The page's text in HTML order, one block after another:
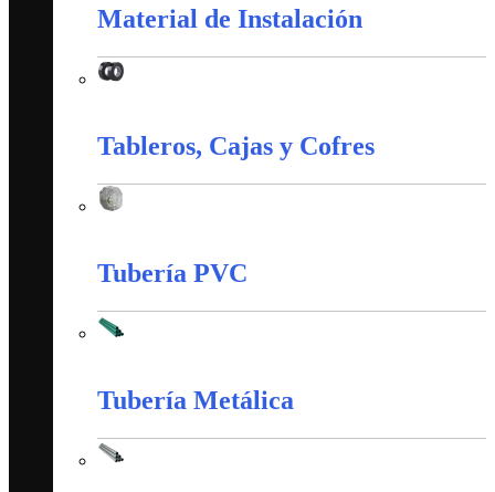
Material de Instalación
Tableros, Cajas y Cofres
Tubería PVC
Tubería Metálica